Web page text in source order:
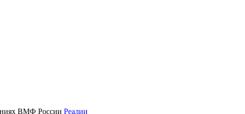
Реалии